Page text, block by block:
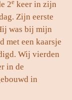
2e keer in zijn
Zijn eerste
was bij mijn
met een kaarsje
Wij vierden
in de
in